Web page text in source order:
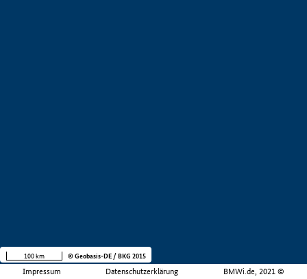
Impressum Datenschutzerklärung BMWi.de, 2021 ©
100 km © Geobasis-DE / BKG 2015